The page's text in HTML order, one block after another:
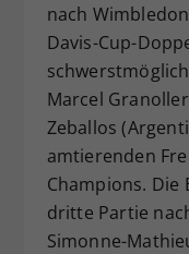
nach
Davis-Cup-
Marcel
Zeballos
amtierenden
Champions. Die
dritte Partie
Simonne-